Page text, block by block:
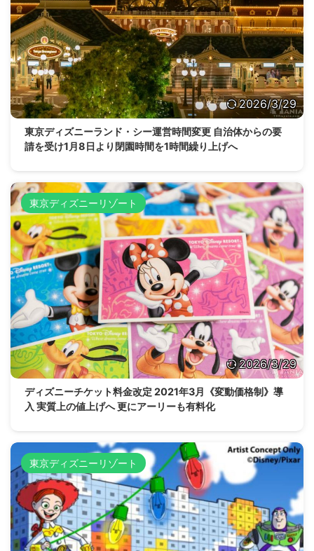
2026/3/29
東京ディズニーランド・シー運営時間変更 自治体からの要
請を受け1月8日より閉園時間を1時間繰り上げへ
東京ディズニーリゾート
2026/3/29
ディズニーチケット料金改定 2021年3月《変動価格制》導
入 実質上の値上げへ 更にアーリーも有料化
東京ディズニーリゾート